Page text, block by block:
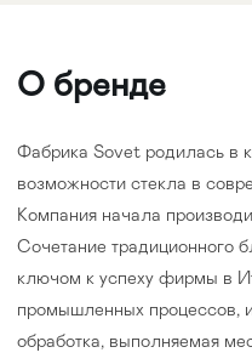
О бренде
Фабрика Sovet родилась в
возможности стекла в
Компания начала
Сочетание традиционного
ключом к успеху фирмы в
промышленных процессов,
обработка, выполняемая